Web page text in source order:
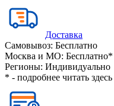
Доставка
Самовывоз: Бесплатно
Москва и МО: Бесплатно*
Регионы: Индивидуально
* - подробнее читать здесь